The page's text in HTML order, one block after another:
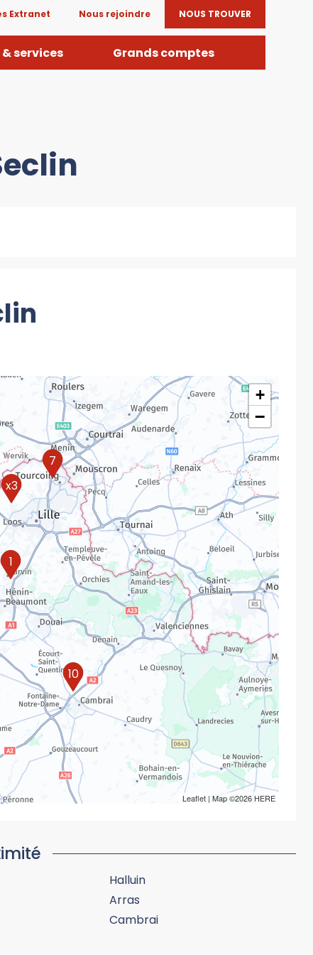
Extranet Nous rejoindre NOUS TROUVER
services Grands comptes
10
7
x3
1
+
−
Leaflet| Map ©2026 HERE
Halluin
Arras
Cambrai